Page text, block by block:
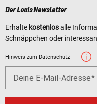
Der Louis Newsletter
Erhalte kostenlosalle
Schnäppchen oder
Hinweis zum Datenschutz
Deine E-Mail-Adresse